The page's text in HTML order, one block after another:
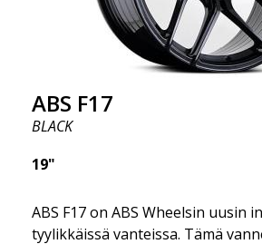
Olemme ylpeitä voidessamme
valikoimassamme!
ABS F17
BLACK
19"
ABS F17 on ABS Wheelsin uusin
tyylikkäissä vanteissa. Tämä